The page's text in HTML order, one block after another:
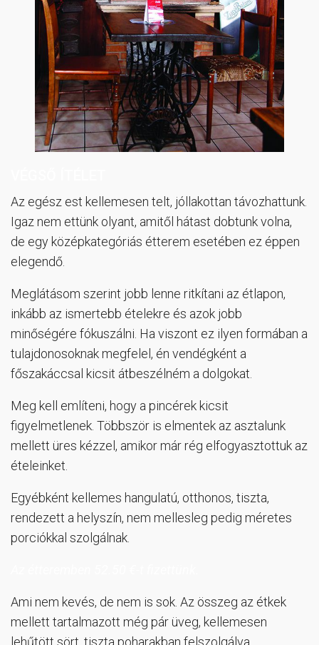
Az egész est kellemesen telt, jóllakottan távozhattunk.
Igaz nem ettünk olyant, amitől hátast dobtunk volna,
de egy középkategóriás étterem esetében ez éppen
elegendő.
Meglátásom szerint jobb lenne ritkítani az étlapon,
inkább az ismertebb ételekre és azok jobb
minőségére fókuszálni. Ha viszont ez ilyen formában a
tulajdonosoknak megfelel, én vendégként a
főszakáccsal kicsit átbeszélném a dolgokat.
Meg kell említeni, hogy a pincérek kicsit
figyelmetlenek. Többször is elmentek az asztalunk
mellett üres kézzel, amikor már rég elfogyasztottuk az
ételeinket.
Egyébként kellemes hangulatú, otthonos, tiszta,
rendezett a helyszín, nem mellesleg pedig méretes
porciókkal szolgálnak.
Ami nem kevés, de nem is sok. Az összeg az étkek
mellett tartalmazott még pár üveg, kellemesen
lehűtött sört, tiszta poharakban felszolgálva.